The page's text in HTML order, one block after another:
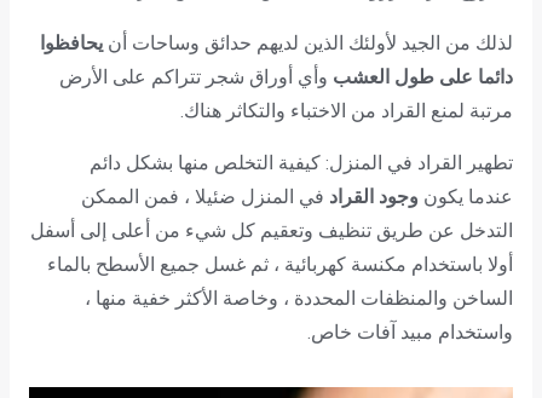
لذلك من الجيد لأولئك الذين لديهم حدائق وساحات أن يحافظوا
دائما على طول العشب وأي أوراق شجر تتراكم على الأرض
مرتبة لمنع القراد من الاختباء والتكاثر هناك.
تطهير القراد في المنزل: كيفية التخلص منها بشكل دائم
عندما يكون وجود القراد في المنزل ضئيلا ، فمن الممكن
التدخل عن طريق تنظيف وتعقيم كل شيء من أعلى إلى أسفل
أولا باستخدام مكنسة كهربائية ، ثم غسل جميع الأسطح بالماء
الساخن والمنظفات المحددة ، وخاصة الأكثر خفية منها ،
واستخدام مبيد آفات خاص.